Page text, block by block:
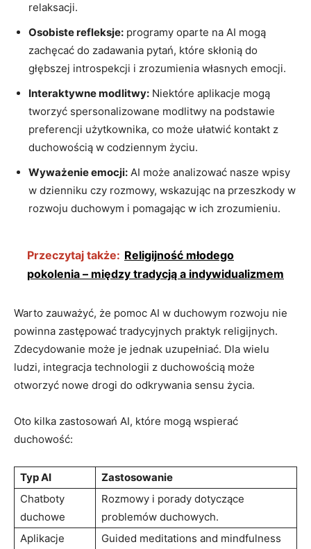
relaksacji.
Osobiste refleksje: programy oparte na AI mogą
zachęcać do zadawania pytań, które skłonią do
głębszej introspekcji i zrozumienia własnych emocji.
Interaktywne modlitwy: Niektóre aplikacje mogą
tworzyć spersonalizowane modlitwy na podstawie
preferencji użytkownika, co może ułatwić kontakt z
duchowością w codziennym życiu.
Wyważenie emocji: AI może analizować nasze wpisy
w dzienniku czy rozmowy, wskazując na przeszkody w
rozwoju duchowym i pomagając w ich zrozumieniu.
Przeczytaj także: Religijność młodego
pokolenia – między tradycją a indywidualizmem
Warto zauważyć, że pomoc AI w duchowym rozwoju nie
powinna zastępować tradycyjnych praktyk religijnych.
Zdecydowanie może je jednak uzupełniać. Dla wielu
ludzi, integracja technologii z duchowością może
otworzyć nowe drogi do odkrywania sensu życia.
Oto kilka zastosowań AI, które mogą wspierać
duchowość:
Typ AI
Zastosowanie
Chatboty
duchowe
Rozmowy i porady dotyczące
problemów duchowych.
Aplikacje
Guided meditations and mindfulness